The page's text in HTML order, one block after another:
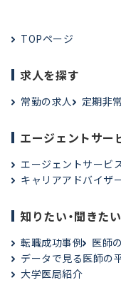
TOPページ
求人を探す
常勤の求人 定期非
エージェントサー
エージェントサービ
キャリアアドバイザ
知りたい・聞きたい
転職成功事例
医師
データで見る医師の
大学医局紹介